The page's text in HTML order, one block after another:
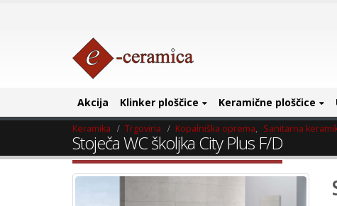
Akcija Klinker ploščice Keramične ploščice
Keramika Trgovina Kopalniška oprema, Sanitarna
Stoječa WC školjka City Plus F/D